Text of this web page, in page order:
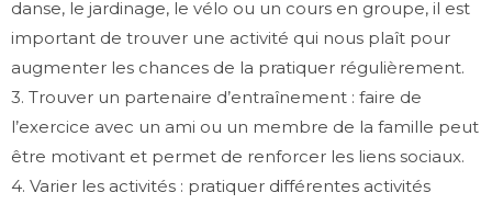
danse, le jardinage, le vélo ou un cours en groupe, il est
important de trouver une activité qui nous plaît pour
augmenter les chances de la pratiquer régulièrement.
3. Trouver un partenaire d’entraînement : faire de
l’exercice avec un ami ou un membre de la famille peut
être motivant et permet de renforcer les liens sociaux.
4. Varier les activités : pratiquer différentes activités